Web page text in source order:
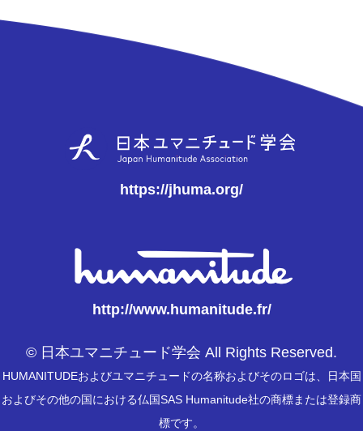
https://jhuma.org/
http://www.humanitude.fr/
© 日本ユマニチュード学会 All Rights Reserved.
HUMANITUDEおよびユマニチュードの名称およびそのロゴは、日本国
およびその他の国における仏国SAS Humanitude社の商標または登録商
標です。